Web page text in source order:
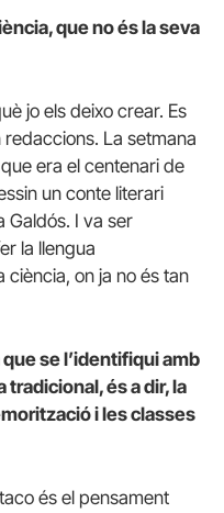
que no és la seva
jo els deixo crear. Es
La setmana
era el centenari de
un conte literari
Galdós. I va ser
la llengua
ciència, on ja no és tan
se l’identifiqui amb
és a dir, la
i les classes
és el pensament